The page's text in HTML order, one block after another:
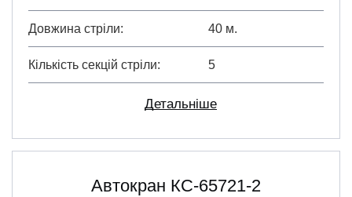
Довжина стріли 40 м.
Кількість секцій стріли 5
Детальніше
Автокран КС-65721-2